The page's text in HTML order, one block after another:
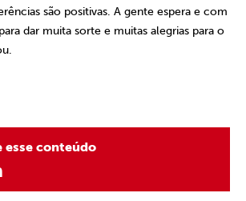
são positivas. A gente espera e com
dar muita sorte e muitas alegrias para o
conteúdo